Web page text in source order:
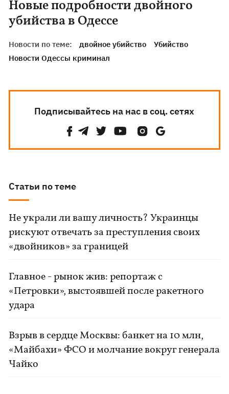
Новые подробности двойного
убийства в Одессе
Новости по теме: двойное убийство
Убийство
Новости Одессы криминал
Подписывайтесь на нас в соц. сетях
Статьи по теме
Не украли ли вашу личность? Украинцы
рискуют отвечать за преступления своих
«двойников» за границей
Главное - рынок жив: репортаж с
«Петровки», выстоявшей после ракетного
удара
Взрыв в сердце Москвы: банкет на 10 млн,
«Майбахи» ФСО и молчание вокруг генерала
Чайко